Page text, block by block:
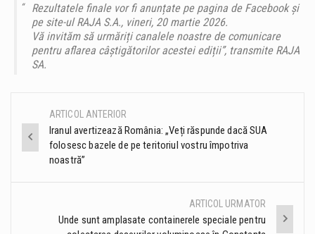
Rezultatele finale vor fi anunțate pe pagina de Facebook și
pe site-ul RAJA S.A., vineri, 20 martie 2026.
Vă invităm să urmăriți canalele noastre de comunicare
pentru aflarea câștigătorilor acestei ediții”, transmite RAJA
SA.
Post
navigation
ARTICOL ANTERIOR
Iranul avertizează România: „Veți răspunde dacă SUA
folosesc bazele de pe teritoriul vostru împotriva
noastră”
ARTICOL URMATOR
Unde sunt amplasate containerele speciale pentru